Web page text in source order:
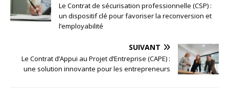
Le Contrat de sécurisation professionnelle (CSP) :
un dispositif clé pour favoriser la reconversion et
l’employabilité
SUIVANT
Le Contrat d’Appui au Projet d’Entreprise (CAPE) :
une solution innovante pour les entrepreneurs